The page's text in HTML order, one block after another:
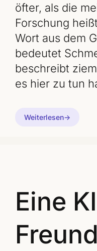
öfter, als die
Forschung
Wort aus dem
bedeutet
beschreibt
es hier zu tun
Weiterlesen
Eine